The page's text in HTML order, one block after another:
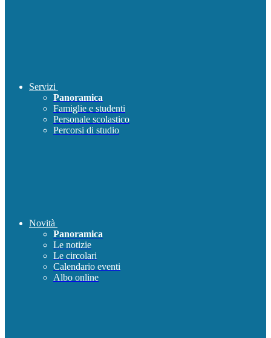
Servizi
Panoramica
Famiglie e studenti
Personale scolastico
Percorsi di studio
Novità
Panoramica
Le notizie
Le circolari
Calendario eventi
Albo online